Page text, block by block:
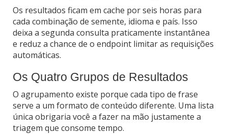
Os resultados ficam em cache por seis horas para
cada combinação de semente, idioma e país. Isso
deixa a segunda consulta praticamente instantânea
e reduz a chance de o endpoint limitar as requisições
automáticas.
Os Quatro Grupos de Resultados
O agrupamento existe porque cada tipo de frase
serve a um formato de conteúdo diferente. Uma lista
única obrigaria você a fazer na mão justamente a
triagem que consome tempo.